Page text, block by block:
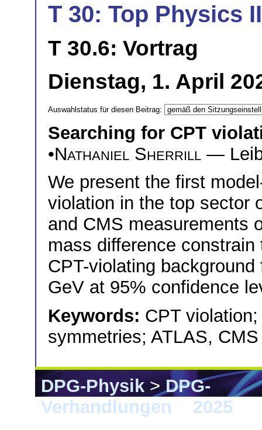
T 30: Top Physics
T 30.6: Vortrag
Dienstag, 1. April
Auswahlstatus für diesen Beitrag:
Searching for CPT
•Nathaniel Sherrill —
We present the first
violation in the top sector
and CMS measurements
mass difference
CPT-violating
GeV at 95% confidence
Keywords: CPT
symmetries; ATLAS, CMS
DPG-Physik>DPG-
Verhandlungen
2025